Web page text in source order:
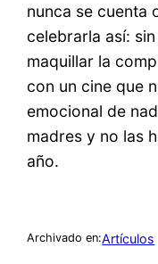
nunca se cuenta
celebrarla así:
maquillar la
con un cine que
emocional de
madres y no las
año.
Archivado en:Artículos